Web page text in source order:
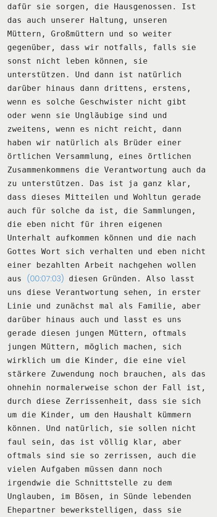
dafür sie sorgen, die Hausgenossen.
Ist
das auch unserer Haltung, unseren
Müttern, Großmüttern und so weiter
gegenüber, dass
wir notfalls, falls sie
sonst nicht leben können, sie
unterstützen.
Und dann ist natürlich
darüber hinaus dann drittens, erstens,
wenn es solche Geschwister
nicht gibt
oder wenn sie Ungläubige sind und
zweitens, wenn es nicht reicht, dann
haben wir natürlich als Brüder einer
örtlichen Versammlung, eines örtlichen
Zusammenkommens
die Verantwortung auch da
zu unterstützen.
Das ist ja ganz klar,
dass dieses Mitteilen und Wohltun gerade
auch für solche da ist,
die Sammlungen,
die eben nicht für ihren eigenen
Unterhalt aufkommen können und die
nach
Gottes Wort sich verhalten und eben nicht
einer bezahlten Arbeit nachgehen wollen
aus
(00:07:03) diesen Gründen.
Also lasst
uns diese Verantwortung sehen, in erster
Linie und zunächst mal als Familie,
aber
darüber hinaus auch und lasst es uns
gerade diesen jungen Müttern, oftmals
jungen
Müttern, möglich machen, sich
wirklich um die Kinder, die eine viel
stärkere Zuwendung
noch brauchen, als das
ohnehin normalerweise schon der Fall ist,
durch diese Zerrissenheit,
dass sie sich
um die Kinder, um den Haushalt kümmern
können.
Und natürlich, sie sollen nicht
faul sein, das ist völlig klar, aber
oftmals sind sie
so zerrissen, auch die
vielen Aufgaben müssen dann noch
irgendwie die Schnittstelle zu dem
Unglauben, im Bösen, in Sünde lebenden
Ehepartner bewerkstelligen, dass sie